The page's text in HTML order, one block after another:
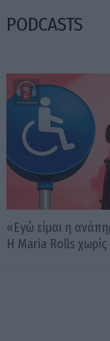
PODCASTS
«Εγώ είμαι η
Η Maria Rolls χωρίς